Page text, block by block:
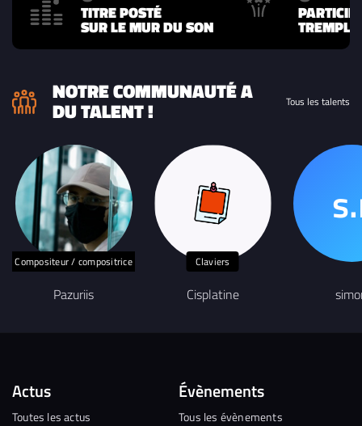
TITRE POSTÉ
SUR LE MUR DU SON
NOTRE COMMUNAUTÉ A
DU TALENT ! Tous les talents
Compositeur / compositrice
Pazuriis
Claviers
Cisplatine
Actus
Toutes les actus
Évènements
Tous les évènements